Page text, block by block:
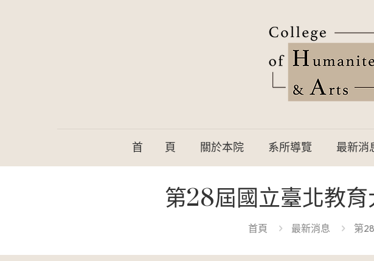
首 頁 關於本院 系所導覽 最新消
第28屆國立臺北教
首頁 最新消息 第